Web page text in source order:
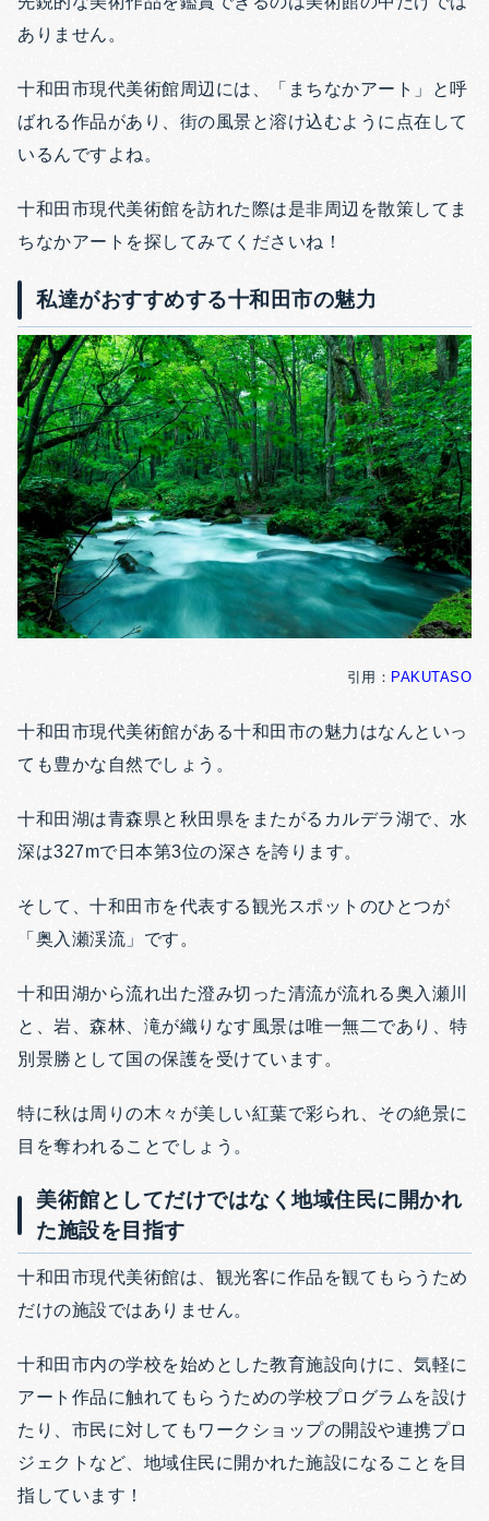
ありません。
十和田市現代美術館周辺には、「まちなかアート」と呼
ばれる作品があり、街の風景と溶け込むように点在して
いるんですよね。
十和田市現代美術館を訪れた際は是非周辺を散策してま
ちなかアートを探してみてくださいね！
私達がおすすめする十和田市の魅力
引用： PAKUTASO
十和田市現代美術館がある十和田市の魅力はなんといっ
ても豊かな自然でしょう。
十和田湖は青森県と秋田県をまたがるカルデラ湖で、水
深は327mで日本第3位の深さを誇ります。
そして、十和田市を代表する観光スポットのひとつが
「奥入瀬渓流」です。
十和田湖から流れ出た澄み切った清流が流れる奥入瀬川
と、岩、森林、滝が織りなす風景は唯一無二であり、特
別景勝として国の保護を受けています。
特に秋は周りの木々が美しい紅葉で彩られ、その絶景に
目を奪われることでしょう。
美術館としてだけではなく地域住民に開かれ
た施設を目指す
十和田市現代美術館は、観光客に作品を観てもらうため
だけの施設ではありません。
十和田市内の学校を始めとした教育施設向けに、気軽に
アート作品に触れてもらうための学校プログラムを設け
たり、市民に対してもワークショップの開設や連携プロ
ジェクトなど、地域住民に開かれた施設になることを目
指しています！